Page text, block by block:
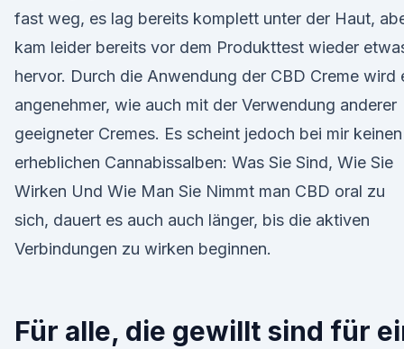
fast weg, es lag bereits komplett unter der Haut,
kam leider bereits vor dem Produkttest wieder
hervor. Durch die Anwendung der CBD Creme wird
angenehmer, wie auch mit der Verwendung anderer
geeigneter Cremes. Es scheint jedoch bei mir keinen
erheblichen Cannabissalben: Was Sie Sind, Wie Sie
Wirken Und Wie Man Sie Nimmt man CBD oral zu
sich, dauert es auch auch länger, bis die aktiven
Verbindungen zu wirken beginnen.
Für alle, die gewillt sind für